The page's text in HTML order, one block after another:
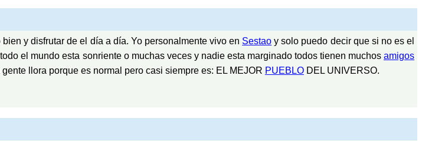
y disfrutar de el día a día. Yo personalmente vivo en Sestao y solo puedo decir que si no es el
el mundo esta sonriente o muchas veces y nadie esta marginado todos tienen muchosamigos
llora porque es normal pero casi siempre es: EL MEJOR PUEBLODEL UNIVERSO.